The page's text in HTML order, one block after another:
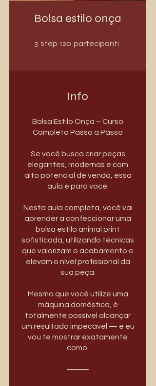
Bolsa estilo onça
3 step 3 step
120 partecipanti
Info
Bolsa Estilo Onça – Curso
Completo Passo a Passo
Se você busca criar peças
elegantes, modernas e com
alto potencial de venda, essa
aula é para você.
Nesta aula completa, você vai
aprender a confeccionar uma
bolsa estilo animal print
sofisticada, utilizando técnicas
que valorizam o acabamento e
elevam o nível profissional da
sua peça.
Mesmo que você utilize uma
máquina doméstica, é
totalmente possível alcançar
um resultado impecável — e eu
vou te mostrar exatamente
como.
⸻